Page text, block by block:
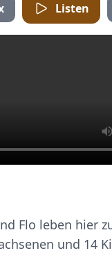
Listen
Flo leben hier
und 14